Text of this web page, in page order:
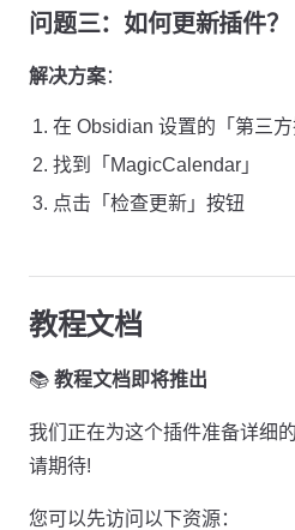
问题三：如何更新插件？
解决方案：
在 Obsidian 设置的「第三
找到「MagicCalendar」
点击「检查更新」按钮
教程文档
📚 教程文档即将推出
我们正在为这个插件准备详细
请期待!
您可以先访问以下资源：